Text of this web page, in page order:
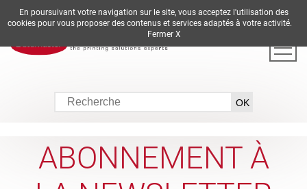
DE EN ES FR IT
ABONNEMENT À
En poursuivant votre navigation sur le site, vous acceptez l'utilisation des
cookies pour vous proposer des contenus et services adaptés à votre activité.
Fermer X